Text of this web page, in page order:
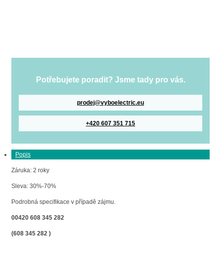
Potřebujete poradit? Jsme tady pro vás.
prodej@vyboelectric.eu
+420 607 351 715
Popis
Záruka: 2 roky
Sleva: 30%-70%
Podrobná specifikace v případě zájmu.
00420 608 345 282
(608 345 282 )